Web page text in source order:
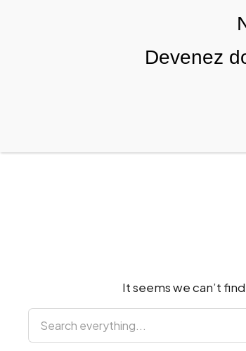
It seems we can’t
Devenez